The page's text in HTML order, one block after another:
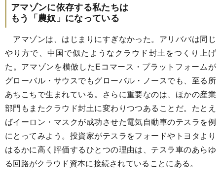
アマゾンに依存する私たちは
もう「農奴」になっている
アマゾンは、はじまりにすぎなかった。アリババは同じ
やり方で、中国で似たようなクラウド封土をつくり上げ
た。アマゾンを模倣したEコマース・プラットフォームが
グローバル・サウスでもグローバル・ノースでも、至る所
あちこちで生まれている。さらに重要なのは、ほかの産業
部門もまたクラウド封土に変わりつつあることだ。たとえ
ばイーロン・マスクが成功させた電気自動車のテスラを例
にとってみよう。投資家がテスラをフォードやトヨタより
はるかに高く評価するひとつの理由は、テスラ車のあらゆ
る回路がクラウド資本に接続されていることにある。